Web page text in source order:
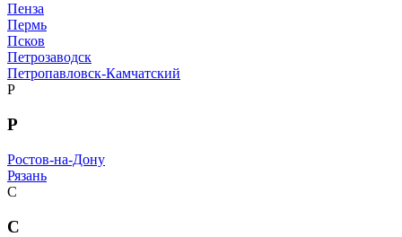
Пенза
Пермь
Псков
Петрозаводск
Петропавловск-Камчатский
Р
Р
Ростов-на-Дону
Рязань
С
С